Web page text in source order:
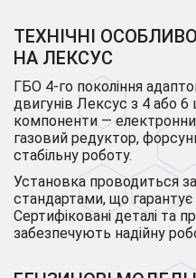
ТЕХНІЧНІ
НА ЛЕКСУС
ГБО 4-го покоління
двигунів Лексус з 4 або 6
компоненти —
газовий редуктор,
стабільну роботу.
Установка проводиться
стандартами, що гарантує
Сертифіковані деталі та
забезпечують надійну